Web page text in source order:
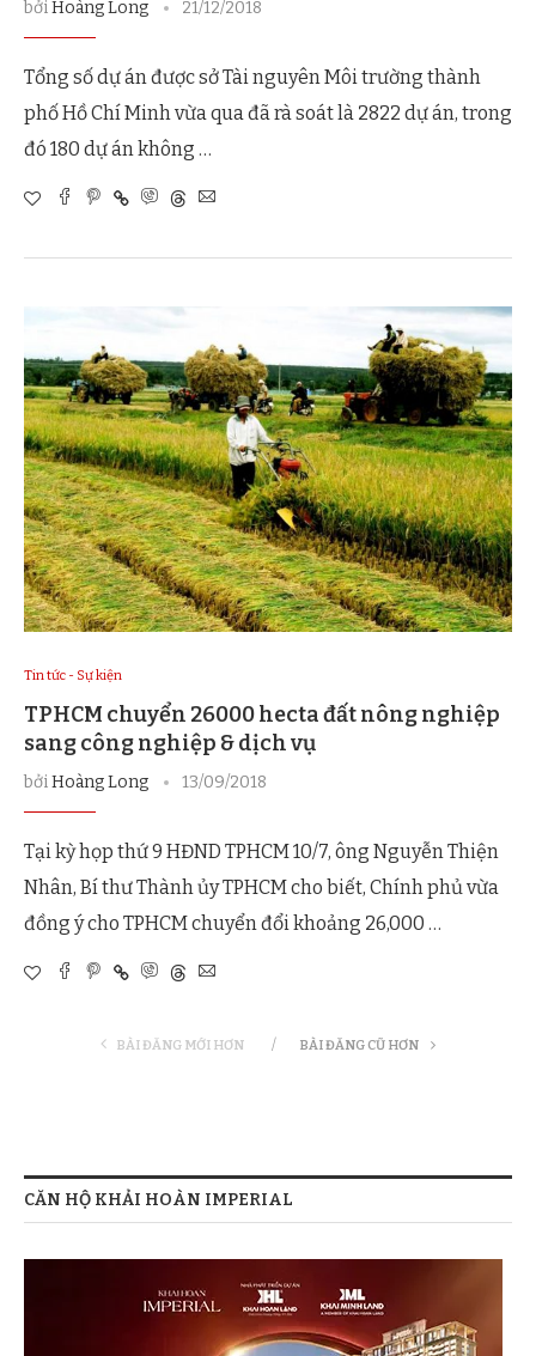
bởiHoàng Long 21/12/2018
Tổng số dự án được sở Tài nguyên Môi trường thành
phố Hồ Chí Minh vừa qua đã rà soát là 2822 dự án, trong
đó 180 dự án không …
Tin tức - Sự kiện
TPHCM chuyển 26000 hecta đất nông nghiệp
sang công nghiệp & dịch vụ
bởiHoàng Long 13/09/2018
Tại kỳ họp thứ 9 HĐND TPHCM 10/7, ông Nguyễn Thiện
Nhân, Bí thư Thành ủy TPHCM cho biết, Chính phủ vừa
đồng ý cho TPHCM chuyển đổi khoảng 26,000 …
BÀI ĐĂNG MỚI HƠN BÀI ĐĂNG CŨ HƠN
CĂN HỘ KHẢI HOÀN IMPERIAL